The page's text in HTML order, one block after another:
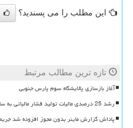
این مطلب را می پسندید؟
تازه ترین مطالب مرتبط
آغاز بازسازی پالایشگاه سوم پارس جنوبی
رشد 25 درصدی مالیات تولید فشار مالیاتی به سایر حوزه ها منتقل شد
پاداش گزارش ماینر بدون مجوز افزوده شد